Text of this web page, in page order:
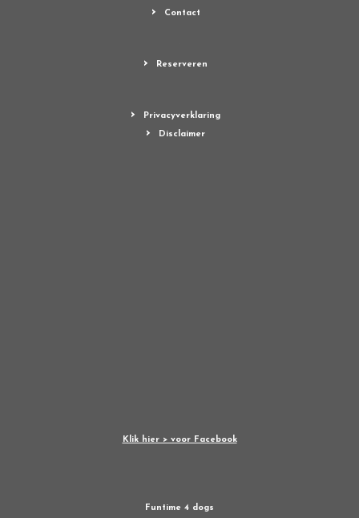
Contact
Reserveren
Privacyverklaring
Disclaimer
Klik hier > voor Facebook
Funtime 4 dogs